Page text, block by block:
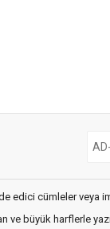
edici cümleler veya
ve büyük harflerle